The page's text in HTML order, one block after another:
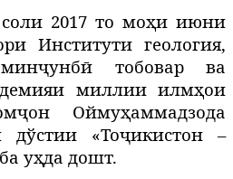
2017 то моҳи июни
Институти геология,
тобовар ва
миллииилмҳои
Оймуҳаммадзода
«Тоҷикистон –
уҳда дошт.